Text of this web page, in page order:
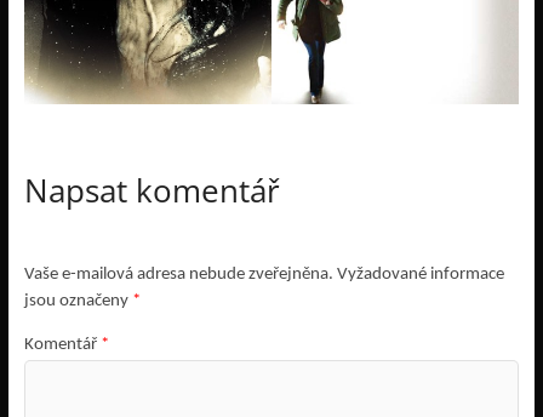
Napsat komentář
Vaše e-mailová adresa nebude zveřejněna. Vyžadované informace
jsou označeny *
Komentář *